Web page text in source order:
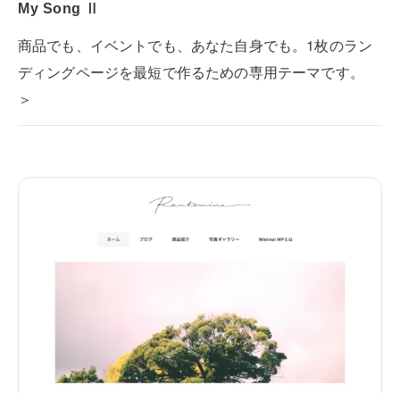
My Song Ⅱ
商品でも、イベントでも、あなた自身でも。1枚のラン
ディングページを最短で作るための専用テーマです。
＞